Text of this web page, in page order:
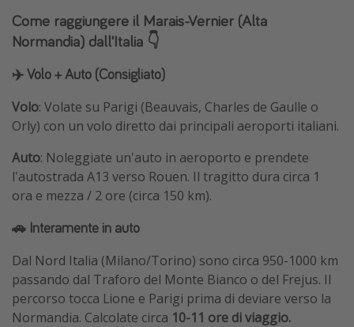
Come raggiungere il Marais-Vernier (Alta
Normandia) dall'Italia 👇
✈️ Volo + Auto (Consigliato)
Volo: Volate su Parigi (Beauvais, Charles de Gaulle o
Orly) con un volo diretto dai principali aeroporti italiani.
Auto: Noleggiate un'auto in aeroporto e prendete
l'autostrada A13 verso Rouen. Il tragitto dura circa 1
ora e mezza / 2 ore (circa 150 km).
🚗 Interamente in auto
Dal Nord Italia (Milano/Torino) sono circa 950-1000 km
passando dal Traforo del Monte Bianco o del Frejus. Il
percorso tocca Lione e Parigi prima di deviare verso la
Normandia. Calcolate circa 10-11 ore di viaggio.